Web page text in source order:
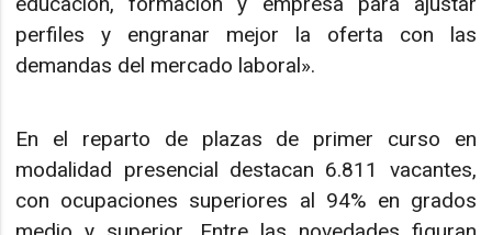
perfiles y engranar mejor la oferta con las
demandas del mercado laboral».
En el reparto de plazas de primer curso en
modalidad presencial destacan 6.811 vacantes,
con ocupaciones superiores al 94% en grados